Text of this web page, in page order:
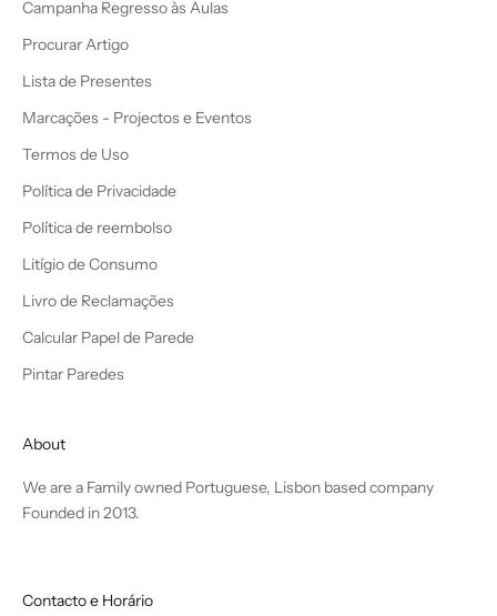
Campanha Regresso às Aulas
Procurar Artigo
Lista de Presentes
Marcações - Projectos e Eventos
Termos de Uso
Política de Privacidade
Política de reembolso
Litígio de Consumo
Livro de Reclamações
Calcular Papel de Parede
Pintar Paredes
About
We are a Family owned Portuguese, Lisbon based company
Founded in 2013.
Contacto e Horário